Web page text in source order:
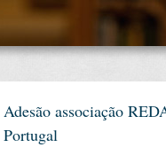
Adesão associação
Portugal